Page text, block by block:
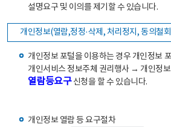
설명요구 및 이의를 제기할 수 있습니다.
개인정보(열람,정정·삭제, 처리정지, 동의철
개인정보 포털을 이용하는 경우 개인정
개인서비스 정보주체 권리행사 → 개인정
열람등요구신청을 할 수 있습니다.
개인정보 열람 등 요구절차